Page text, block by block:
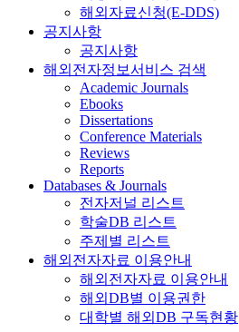
해외자료신청(E-DDS)
공지사항
공지사항
해외전자정보서비스 검색
Academic Journals
Ebooks
Dissertations
Conference Materials
Reviews
Reports
Databases & Journals
전자저널 리스트
학술DB 리스트
주제별 리스트
해외전자자료 이용안내
해외전자자료 이용안내
해외DB별 이용권한
대학별 해외DB 구독현황